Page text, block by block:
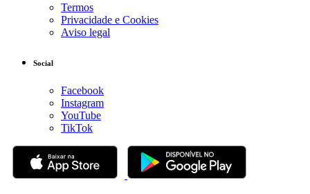
Termos
Privacidade e Cookies
Aviso legal
Social
Facebook
Instagram
YouTube
TikTok